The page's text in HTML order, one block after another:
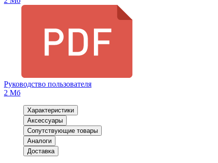
Руководство пользователя
2 Мб
Характеристики
Аксессуары
Сопутствующие товары
Аналоги
Доставка